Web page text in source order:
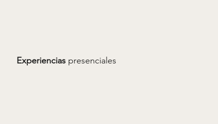
Experiencias presenciales